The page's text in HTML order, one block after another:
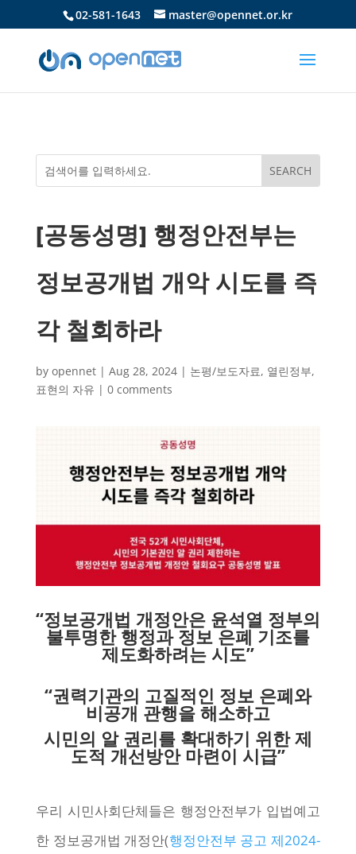
02-581-1643 master@opennet.or.kr
[공동성명] 행정안전부는
정보공개법 개악 시도를 즉
각 철회하라
by opennet| Aug 28, 2024| 논평/보도자료, 열린정부,
표현의 자유 | 0 comments
“정보공개법 개정안은 윤석열 정부의
불투명한 행정과 정보 은폐 기조를
제도화하려는 시도”
“권력기관의 고질적인 정보 은폐와
비공개 관행을 해소하고
시민의 알 권리를 확대하기 위한 제
도적 개선방안 마련이 시급”
우리 시민사회단체들은 행정안전부가 입법예고
한 정보공개법 개정안(행정안전부 공고 제2024-